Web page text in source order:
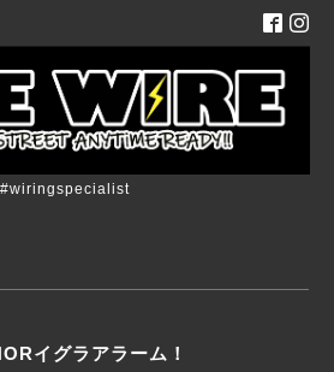
#wiringspecialist
イグラアラーム！